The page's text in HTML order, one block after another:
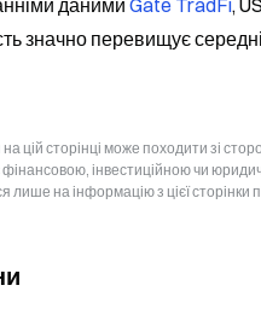
даними Gate TradFi,
значно перевищує
цій сторінці може походити зі
фінансовою, інвестиційною чи
лише на інформацію з цієї сторінки